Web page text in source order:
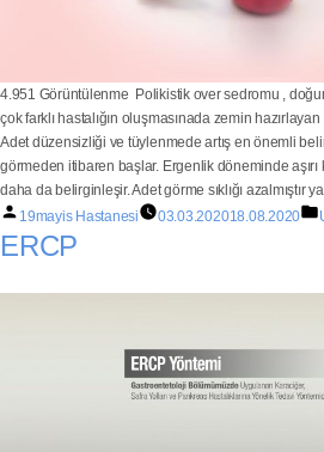
4.951 Görüntülenme Polikistik over sedromu ,
çok farklı hastalığın oluşmasınada zemin hazırlayan
Adet düzensizliği ve tüylenmede artış en önemli
görmeden itibaren başlar. Ergenlik döneminde
daha da belirginleşir. Adet görme sıklığı azalmıştır
19mayis Hastanesi
03.03.202018.08.2020
ERCP